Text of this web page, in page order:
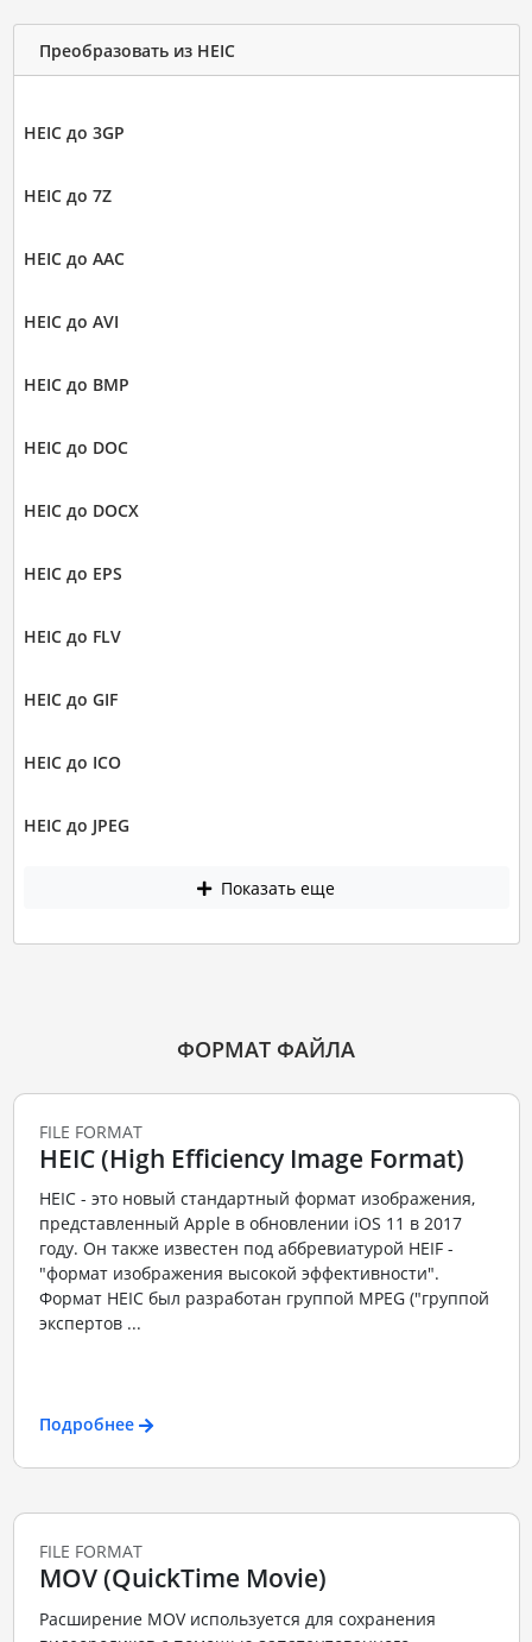
Преобразовать из HEIC
HEIC до 3GP
HEIC до 7Z
HEIC до AAC
HEIC до AVI
HEIC до BMP
HEIC до DOC
HEIC до DOCX
HEIC до EPS
HEIC до FLV
HEIC до GIF
HEIC до ICO
HEIC до JPEG
Показать еще
ФОРМАТ ФАЙЛА
FILE FORMAT
HEIC (High Efficiency Image Format)
HEIC - это новый стандартный формат изображения,
представленный Apple в обновлении iOS 11 в 2017
году. Он также известен под аббревиатурой HEIF -
"формат изображения высокой эффективности".
Формат HEIC был разработан группой MPEG ("группой
экспертов ...
Подробнее
FILE FORMAT
MOV (QuickTime Movie)
Расширение MOV используется для сохранения